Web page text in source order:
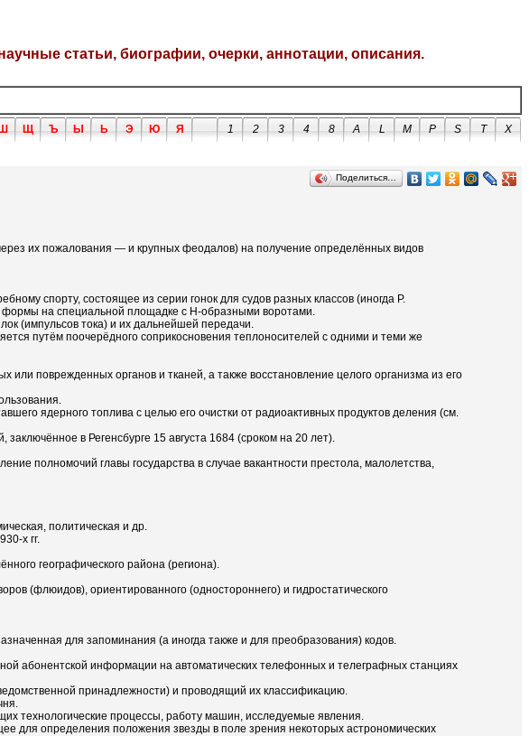
статьи, биографии, очерки, аннотации, описания.
Ш Щ Ъ Ы Ь Э Ю Я 1 2 3 4 8 A L M P S T
X
Поделиться…
их пожалования — и крупных феодалов) на получение определённых видов
спорту, состоящее из серии гонок для судов разных классов (иногда Р.
формы на специальной площадке с Н-образными воротами.
(импульсов тока) и их дальнейшей передачи.
путём поочерёдного соприкосновения теплоносителей с одними и теми же
поврежденных органов и тканей, а также восстановление целого организма из его
ядерного топлива с целью его очистки от радиоактивных продуктов деления (см.
в Регенсбурге 15 августа 1684 (сроком на 20 лет).
полномочий главы государства в случае вакантности престола, малолетства,
политическая и др.
х гг.
географического района (региона).
(флюидов), ориентированного (одностороннего) и гидростатического
для запоминания (а иногда также и для преобразования) кодов.
абонентской информации на автоматических телефонных и телеграфных станциях
принадлежности) и проводящий их классификацию.
технологические процессы, работу машин, исследуемые явления.
для определения положения звезды в поле зрения некоторых астрономических